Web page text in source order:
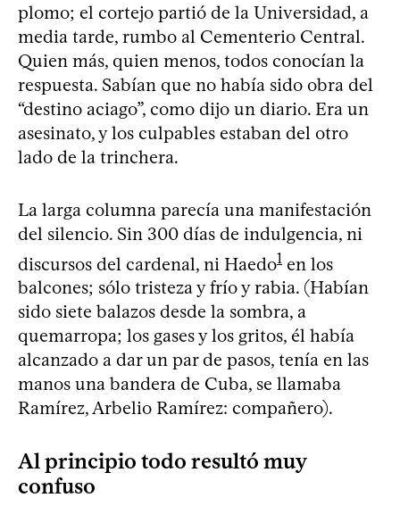
plomo; el cortejo partió de la Universidad, a
media tarde, rumbo al Cementerio Central.
Quien más, quien menos, todos conocían la
respuesta. Sabían que no había sido obra del
“destino aciago”, como dijo un diario. Era un
asesinato, y los culpables estaban del otro
lado de la trinchera.
La larga columna parecía una manifestación
del silencio. Sin 300 días de indulgencia, ni
discursos del cardenal, ni Haedo1 en los
balcones; sólo tristeza y frío y rabia. (Habían
sido siete balazos desde la sombra, a
quemarropa; los gases y los gritos, él había
alcanzado a dar un par de pasos, tenía en las
manos una bandera de Cuba, se llamaba
Ramírez, Arbelio Ramírez: compañero).
Al principio todo resultó muy
confuso